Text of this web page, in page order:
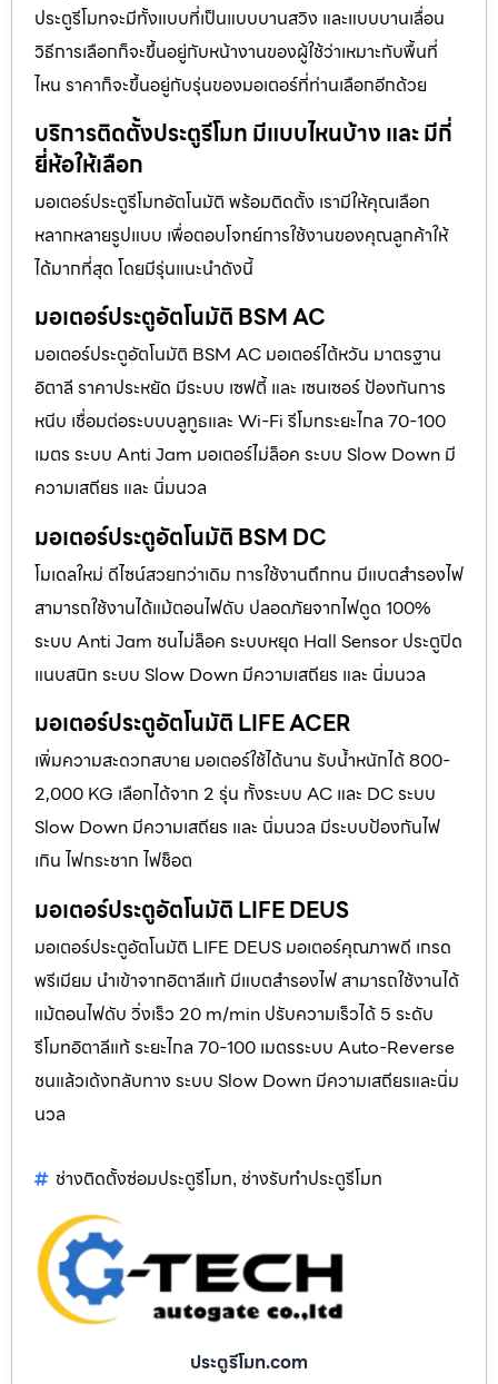
ประตูรีโมทจะมีทั้งแบบที่เป็นแบบบานสวิง และแบบบานเลื่อน
วิธีการเลือกก็จะขึ้นอยู่กับหน้างานของผู้ใช้ว่าเหมาะกับพื้นที่
ไหน ราคาก็จะขึ้นอยู่กับรุ่นของมอเตอร์ที่ท่านเลือกอีกด้วย
บริการติดตั้งประตูรีโมท มีแบบไหนบ้าง และ มีกี่
ยี่ห้อให้เลือก
มอเตอร์ประตูรีโมทอัตโนมัติ พร้อมติดตั้ง เรามีให้คุณเลือก
หลากหลายรูปแบบ เพื่อตอบโจทย์การใช้งานของคุณลูกค้าให้
ได้มากที่สุด โดยมีรุ่นแนะนำดังนี้
มอเตอร์ประตูอัตโนมัติ BSM AC
มอเตอร์ประตูอัตโนมัติ BSM AC มอเตอร์ไต้หวัน มาตรฐาน
อิตาลี ราคาประหยัด มีระบบ เซฟตี้ และ เซนเซอร์ ป้องกันการ
หนีบ เชื่อมต่อระบบบลูทูธและ Wi-Fi รีโมทระยะไกล 70-100
เมตร ระบบ Anti Jam มอเตอร์ไม่ล็อค ระบบ Slow Down มี
ความเสถียร และ นิ่มนวล
มอเตอร์ประตูอัตโนมัติ BSM DC
โมเดลใหม่ ดีไซน์สวยกว่าเดิม การใช้งานถึกทน มีแบตสำรองไฟ
สามารถใช้งานได้แม้ตอนไฟดับ ปลอดภัยจากไฟดูด 100%
ระบบ Anti Jam ชนไม่ล็อค ระบบหยุด Hall Sensor ประตูปิด
แนบสนิท ระบบ Slow Down มีความเสถียร และ นิ่มนวล
มอเตอร์ประตูอัตโนมัติ LIFE ACER
เพิ่มความสะดวกสบาย มอเตอร์ใช้ได้นาน รับน้ำหนักได้ 800-
2,000 KG เลือกได้จาก 2 รุ่น ทั้งระบบ AC และ DC ระบบ
Slow Down มีความเสถียร และ นิ่มนวล มีระบบป้องกันไฟ
เกิน ไฟกระชาก ไฟช็อต
มอเตอร์ประตูอัตโนมัติ LIFE DEUS
มอเตอร์ประตูอัตโนมัติ LIFE DEUS มอเตอร์คุณภาพดี เกรด
พรีเมียม นำเข้าจากอิตาลีแท้ มีแบตสำรองไฟ สามารถใช้งานได้
แม้ตอนไฟดับ วิ่งเร็ว 20 m/min ปรับความเร็วได้ 5 ระดับ
รีโมทอิตาลีแท้ ระยะไกล 70-100 เมตรระบบ Auto-Reverse
ชนแล้วเด้งกลับทาง ระบบ Slow Down มีความเสถียรและนิ่ม
นวล
ช่างติดตั้งซ่อมประตูรีโมท, ช่างรับทำประตูรีโมท
ประตูรีโมท.com